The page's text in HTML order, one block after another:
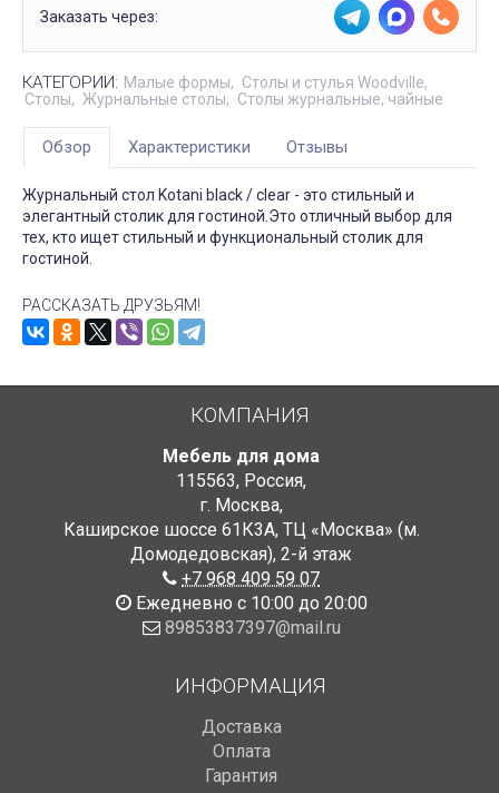
Заказать через:
КАТЕГОРИИ: Малые формы
Столы и стулья Woodville
Столы
Журнальные столы Столы журнальные, чайные
Обзор Характеристики Отзывы
Журнальный стол Kotani black / clear - это стильный и
элегантный столик для гостиной.Это отличный выбор для
тех, кто ищет стильный и функциональный столик для
гостиной.
РАССКАЗАТЬ ДРУЗЬЯМ!
КОМПАНИЯ
Мебель для дома
115563, Россия,
г. Москва,
Каширское шоссе 61К3А, ТЦ «Москва» (м.
Домодедовская), 2-й этаж
+7 968 409 59 07
Ежедневно с 10:00 до 20:00
89853837397@mail.ru
ИНФОРМАЦИЯ
Доставка
Оплата
Гарантия